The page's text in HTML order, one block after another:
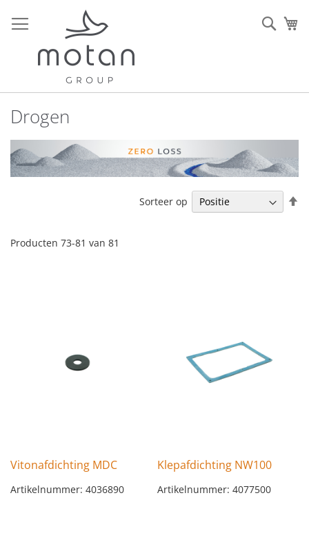
naar
de
inhoud
Drogen
Producten 73-81 van 81
Sorteer op
Vitonafdichting MDC
Artikelnummer: 4036890
Klepafdichting NW100
Artikelnummer: 4077500